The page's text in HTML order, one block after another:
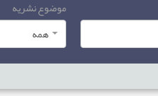
موضوع نشریه
همه